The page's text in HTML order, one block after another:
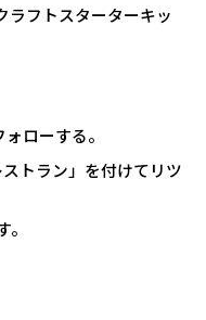
ラフトスターターキッ
ローする。
トラン」を付けてリツ